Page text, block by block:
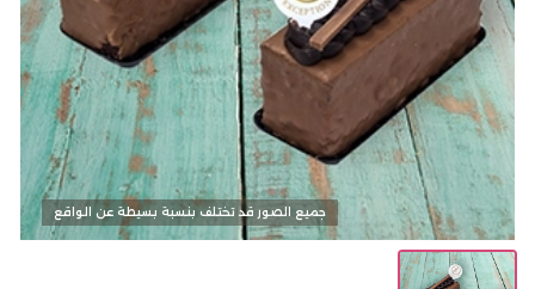
ايس كريم
كحك وبسكويت
الالبان
جميع الصور قد تختلف بنسبة بسيطة عن الواقع